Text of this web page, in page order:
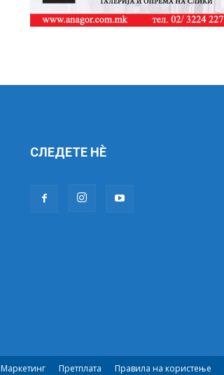
СЛЕДЕТЕ НÈ
Маркетинг Претплата Правила на користење